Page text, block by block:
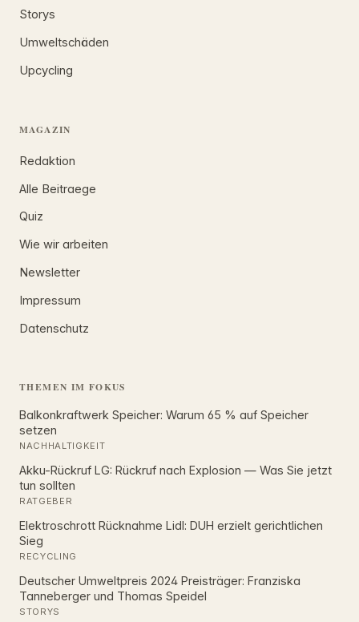
Storys
Umweltschäden
Upcycling
MAGAZIN
Redaktion
Alle Beitraege
Quiz
Wie wir arbeiten
Newsletter
Impressum
Datenschutz
THEMEN IM FOKUS
Balkonkraftwerk Speicher: Warum 65 % auf Speicher
setzen
NACHHALTIGKEIT
Akku-Rückruf LG: Rückruf nach Explosion — Was Sie jetzt
tun sollten
RATGEBER
Elektroschrott Rücknahme Lidl: DUH erzielt gerichtlichen
Sieg
RECYCLING
Deutscher Umweltpreis 2024 Preisträger: Franziska
Tanneberger und Thomas Speidel
STORYS